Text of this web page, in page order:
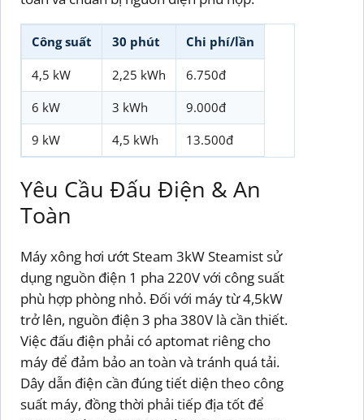
Công suất 30 phút Chi phí/lần
4,5 kW 2,25 kWh 6.750đ
6 kW 3 kWh 9.000đ
9 kW 4,5 kWh 13.500đ
Yêu Cầu Đấu Điện & An
Toàn
Máy xông hơi ướt Steam 3kW Steamist sử
dụng nguồn điện 1 pha 220V với công suất
phù hợp phòng nhỏ. Đối với máy từ 4,5kW
trở lên, nguồn điện 3 pha 380V là cần thiết.
Việc đấu điện phải có aptomat riêng cho
máy để đảm bảo an toàn và tránh quá tải.
Dây dẫn điện cần đúng tiết diện theo công
suất máy, đồng thời phải tiếp địa tốt để